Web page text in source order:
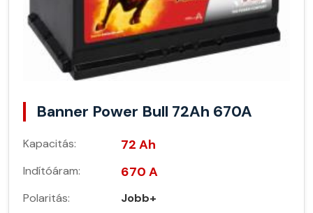
Banner Power Bull 72Ah 670A
Kapacitás: 72 Ah
Indítóáram: 670 A
Polaritás:
Jobb+